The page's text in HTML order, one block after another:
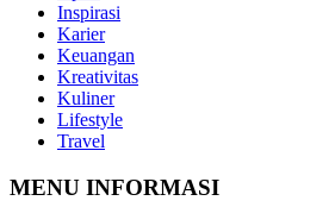
Inspirasi
Karier
Keuangan
Kreativitas
Kuliner
Lifestyle
Travel
MENU INFORMASI